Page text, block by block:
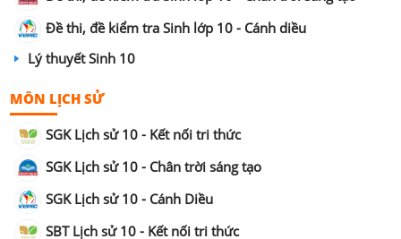
Đề thi, đề kiểm tra Sinh lớp 10 - Cánh diều
Lý thuyết Sinh 10
MÔN LỊCH SỬ
SGK Lịch sử 10 - Kết nối tri thức
SGK Lịch sử 10 - Chân trời sáng tạo
SGK Lịch sử 10 - Cánh Diều
SBT Lịch sử 10 - Kết nối tri thức